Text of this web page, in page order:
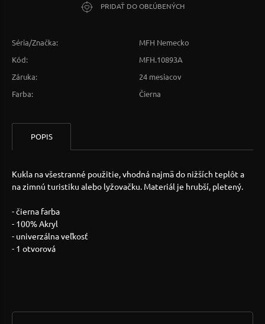
PRIDAŤ DO OBĽÚBENÝCH
Séria/Značka:
MFH Nemecko
Kód:
MFH.10893A
Záruka:
24 mesiacov
Farba:
Čierna
POPIS
Kukla na všestranné použitie, vhodná najmä do nižších teplôt a
na zimnú turistiku alebo lyžovačku. Materiál je hrubší, pletený.
- čierna farba
- 100% Akryl
- univerzálna veľkosť
- 1 otvorová